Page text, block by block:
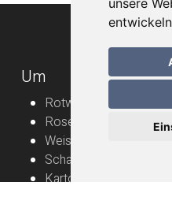
unsere
Um
Rotweine
Roséweine
Weissweine
Schaumweine
Karton